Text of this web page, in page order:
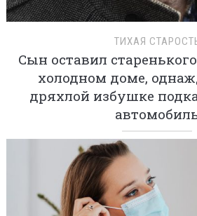
ТИХАЯ
Сын оставил
холодном доме,
дряхлой избушке